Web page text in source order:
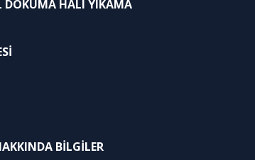
DOKUMA HALI YIKAMA
BILGILER